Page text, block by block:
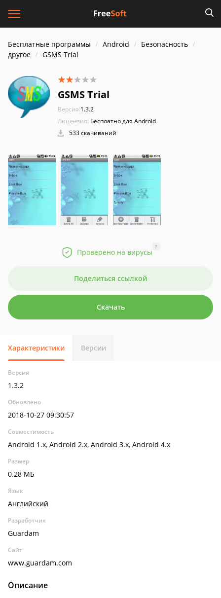
Бесплатные программы Android
Безопасность
другое
GSMS Trial
GSMS Trial
Версия:1.3.2
Лицензия: Бесплатно для Android
533 скачиваний
Проверено на вирусы
?
Поделиться ссылкой
Скачать
Характеристики Версии
Версия
1.3.2
Обновлено
2018-10-27 09:30:57
Совместимость
Android 1.x, Android 2.x, Android 3.x, Android 4.x
Размер
0.28 МБ
Язык
Английский
Разработчик
Guardam
Сайт
www.guardam.com
Описание